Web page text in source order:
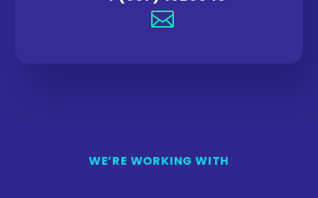
WE’RE WORKING WITH